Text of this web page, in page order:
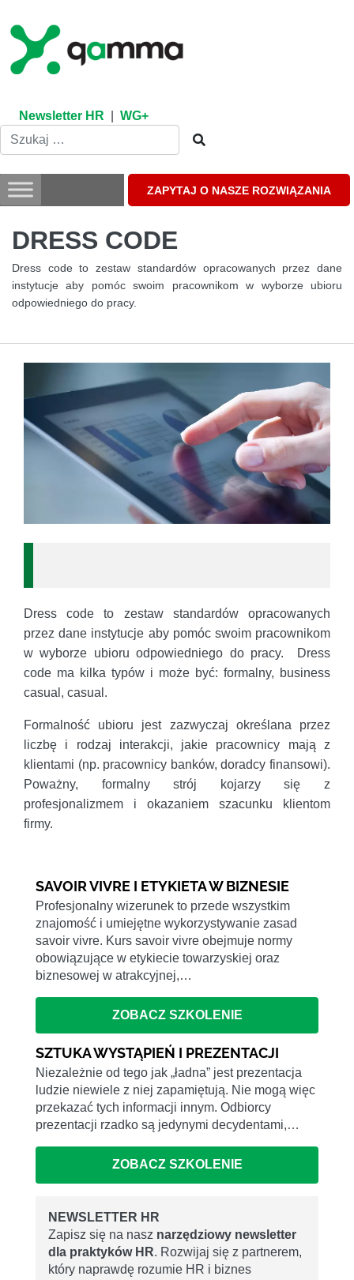
content
Newsletter HR WG+
ZAPYTAJ O NASZE ROZWIĄZANIA
DRESS CODE
Dress code to zestaw standardów opracowanych przez dane
instytucje aby pomóc swoim pracownikom w wyborze ubioru
odpowiedniego do pracy.
Dress code to zestaw standardów opracowanych
przez dane instytucje aby pomóc swoim pracownikom
w wyborze ubioru odpowiedniego do pracy. Dress
code ma kilka typów i może być: formalny, business
casual, casual.
Formalność ubioru jest zazwyczaj określana przez
liczbę i rodzaj interakcji, jakie pracownicy mają z
klientami (np. pracownicy banków, doradcy finansowi).
Poważny, formalny strój kojarzy się z
profesjonalizmem i okazaniem szacunku klientom
firmy.
SAVOIR VIVRE I ETYKIETA W BIZNESIE
Profesjonalny wizerunek to przede wszystkim
znajomość i umiejętne wykorzystywanie zasad
savoir vivre. Kurs savoir vivre obejmuje normy
obowiązujące w etykiecie towarzyskiej oraz
biznesowej w atrakcyjnej,…
ZOBACZ SZKOLENIE
SZTUKA WYSTĄPIEŃ I PREZENTACJI
Niezależnie od tego jak „ładna” jest prezentacja
ludzie niewiele z niej zapamiętują. Nie mogą więc
przekazać tych informacji innym. Odbiorcy
prezentacji rzadko są jedynymi decydentami,…
ZOBACZ SZKOLENIE
NEWSLETTER HR
Zapisz się na nasz narzędziowy newsletter
dla praktyków HR. Rozwijaj się z partnerem,
który naprawdę rozumie HR i biznes